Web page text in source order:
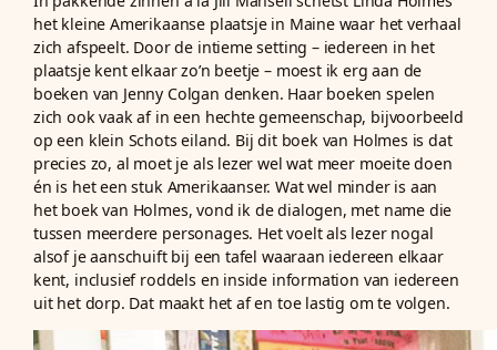
het kleine Amerikaanse plaatsje in Maine waar het verhaal
zich afspeelt. Door de intieme setting – iedereen in het
plaatsje kent elkaar zo’n beetje – moest ik erg aan de
boeken van Jenny Colgan denken. Haar boeken spelen
zich ook vaak af in een hechte gemeenschap, bijvoorbeeld
op een klein Schots eiland. Bij dit boek van Holmes is dat
precies zo, al moet je als lezer wel wat meer moeite doen
én is het een stuk Amerikaanser. Wat wel minder is aan
het boek van Holmes, vond ik de dialogen, met name die
tussen meerdere personages. Het voelt als lezer nogal
alsof je aanschuift bij een tafel waaraan iedereen elkaar
kent, inclusief roddels en inside information van iedereen
uit het dorp. Dat maakt het af en toe lastig om te volgen.